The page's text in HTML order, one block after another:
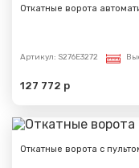
Откатные ворота
Артикул: S276E3272
127 772 р
Откатные ворота с